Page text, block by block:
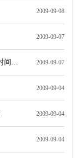
2009-09-08
2009-09-07
关于《班级生活与学生成长》课堂上课时间的有关通知 2009-09-07
2009-09-04
2009-09-04
2009-09-04